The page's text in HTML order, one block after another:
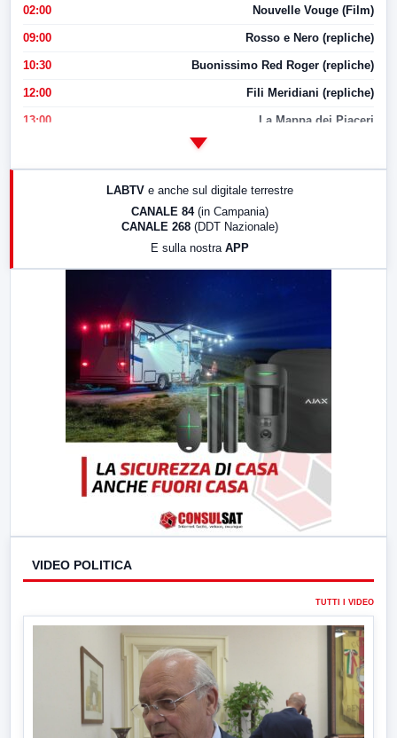
02:00 Nouvelle Vouge (Film)
09:00 Rosso e Nero (repliche)
10:30 Buonissimo Red Roger (repliche)
12:00 Fili Meridiani (repliche)
13:00 La Mappa dei Piaceri
LABTV e anche sul digitale terrestre
CANALE 84 (in Campania)
CANALE 268 (DDT Nazionale)
E sulla nostra APP
VIDEO POLITICA
TUTTI I VIDEO